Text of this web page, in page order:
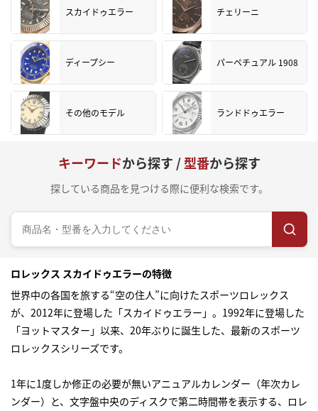
スカイドゥエラー チェリーニ
ディープシー パーペチュアル 1908
その他のモデル ランドドゥエラー
キーワードから探す /型番から探す
探している商品を見つける際に便利な検索です。
ロレックス スカイドゥエラーの特徴
世界中の各国を旅する“空の住人”に向けたスポーツロレックス
が、2012年に登場した「スカイドゥエラー」。1992年に登場した
「ヨットマスター」以来、20年ぶりに誕生した、最新のスポーツ
ロレックスシリーズです。
1年に1度しか修正の必要が無いアニュアルカレンダー（年次カレ
ンダー）と、文字盤中央のディスクで第二時間帯を表示する、 ロレ